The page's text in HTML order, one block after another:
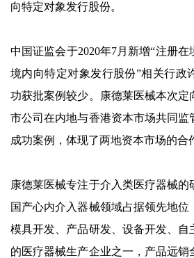
向特定对象发行股份。
中国证监会于2020年7月新增“注册
境内向特定对象发行股份”相关行政
功获批案例较少。康德莱医械本次定
市公司在内地与香港资本市场共同监
成功案例，体现了两地资本市场的合
康德莱医械专注于介入类医疗器械的
国产心内介入器械领域占据领先地位
模具开发、产品研发、设备开发、自
的医疗器械生产企业之一，产品远销